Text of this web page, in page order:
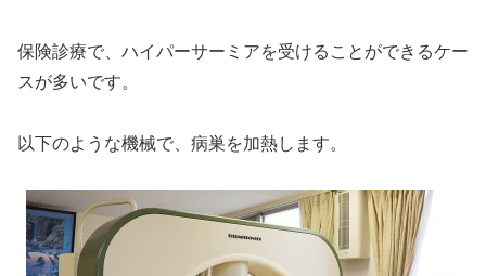
保険診療で、ハイパーサーミアを受けることができるケー
スが多いです。
以下のような機械で、病巣を加熱します。